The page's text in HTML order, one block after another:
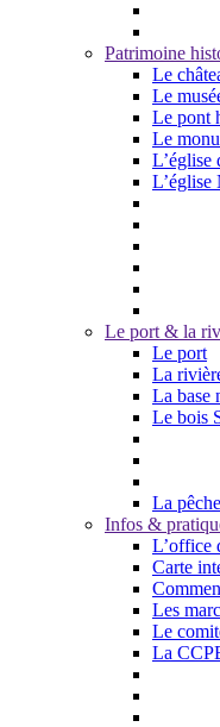
Patrimoine
Le
Le
Le pont
Le
L’église
L’église
Le port & la
Le port
La
La base
Le bois
La
Infos &
L’office
Carte
Les
Le
La